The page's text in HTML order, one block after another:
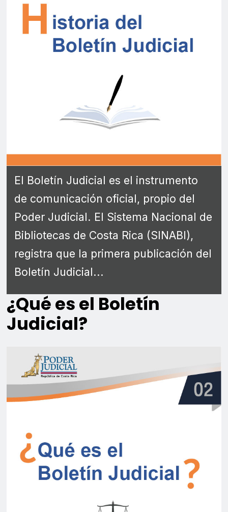
El Boletín Judicial es el instrumento
de comunicación oficial, propio del
Poder Judicial. El Sistema Nacional de
Bibliotecas de Costa Rica (SINABI),
registra que la primera publicación del
Boletín Judicial...
¿Qué es el Boletín
Judicial?